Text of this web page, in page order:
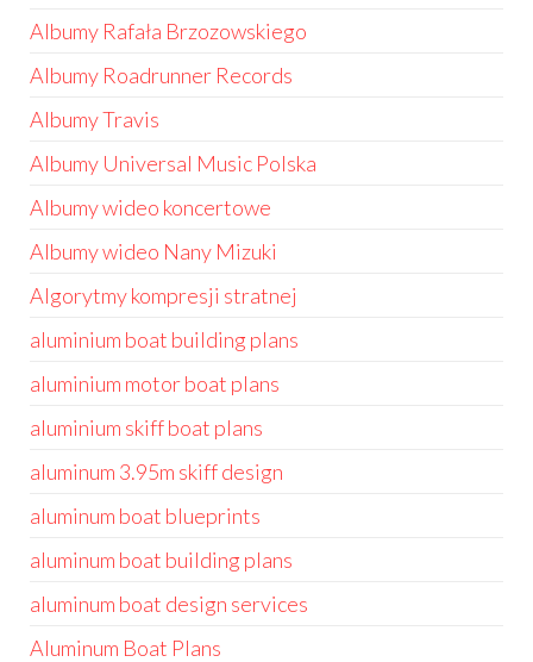
Albumy Rafała Brzozowskiego
Albumy Roadrunner Records
Albumy Travis
Albumy Universal Music Polska
Albumy wideo koncertowe
Albumy wideo Nany Mizuki
Algorytmy kompresji stratnej
aluminium boat building plans
aluminium motor boat plans
aluminium skiff boat plans
aluminum 3.95m skiff design
aluminum boat blueprints
aluminum boat building plans
aluminum boat design services
Aluminum Boat Plans